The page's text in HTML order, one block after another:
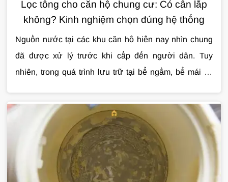
Lọc tổng cho căn hộ chung cư: Có cần lắp
không? Kinh nghiệm chọn đúng hệ thống
Nguồn nước tại các khu căn hộ hiện nay nhìn chung
đã được xử lý trước khi cấp đến người dân. Tuy
nhiên, trong quá trình lưu trữ tại bể ngầm, bể mái và
bị lẫn cặn, clo dư, mùi khó chịu hoặc kim loại từ
đường ống cũ. Đây là lý do ngày càng nhiều gia đình
quan tâm đếnlọc tổng cho căn hộ chung cưđể
nâng cao chất lượng nước sinh hoạt hàng ngày.
cho căn hộ chung cư, những lợi ích thực tế, cách
lựa chọn hệ thống phù hợp và các lưu ý quan trọng
trước khi lắp đặt qua bài viết dưới đây.